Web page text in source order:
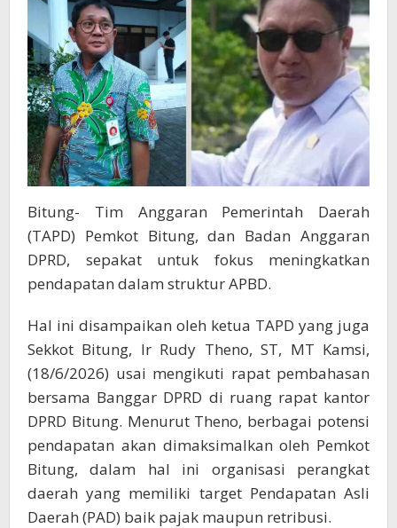
Bitung- Tim Anggaran Pemerintah Daerah
(TAPD) Pemkot Bitung, dan Badan Anggaran
DPRD, sepakat untuk fokus meningkatkan
pendapatan dalam struktur APBD.
Hal ini disampaikan oleh ketua TAPD yang juga
Sekkot Bitung, Ir Rudy Theno, ST, MT Kamsi,
(18/6/2026) usai mengikuti rapat pembahasan
bersama Banggar DPRD di ruang rapat kantor
DPRD Bitung. Menurut Theno, berbagai potensi
pendapatan akan dimaksimalkan oleh Pemkot
Bitung, dalam hal ini organisasi perangkat
daerah yang memiliki target Pendapatan Asli
Daerah (PAD) baik pajak maupun retribusi.